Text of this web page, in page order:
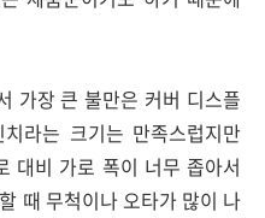
가장 큰 불만은 커버 디스플
라는 크기는 만족스럽지만
대비 가로 폭이 너무 좁아서
때 무척이나 오타가 많이 나